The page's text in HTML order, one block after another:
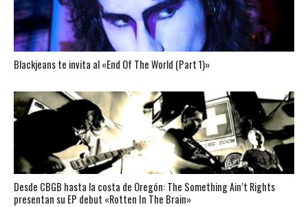
Blackjeans te invita al «End Of The World (Part 1)»
Desde CBGB hasta la costa de Oregón: The Something Ain’t Rights
presentan su EP debut «Rotten In The Brain»